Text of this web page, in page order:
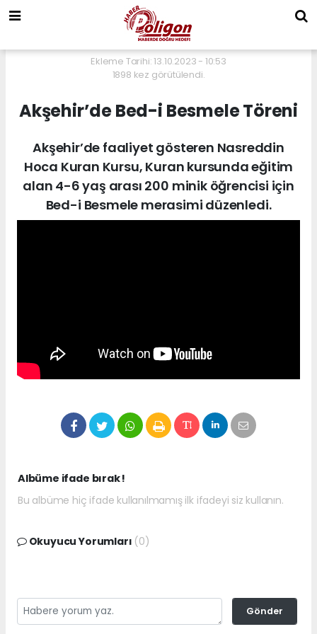
Ekleme Tarihi: 13.10.2023 - 10:53
1898 kez görütülendi.
Akşehir’de Bed-i Besmele Töreni
Akşehir’de faaliyet gösteren Nasreddin
Hoca Kuran Kursu, Kuran kursunda eğitim
alan 4-6 yaş arası 200 minik öğrencisi için
Bed-i Besmele merasimi düzenledi.
Albüme ifade bırak !
Bu albüme hiç ifade kullanılmamış ilk ifadeyi siz kullanın.
Okuyucu Yorumları (0)
Gönder